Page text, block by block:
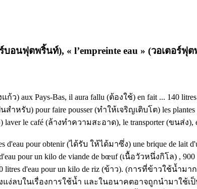
บอนฟุตพริ้นท์), « l’empreinte eau » (วอเตอร์ฟุ
ก้ว) aux Pays-Bas, il aura fallu (ต้องใช้) en fait ... 140
นสำหรับ) pour faire pousser(ทำให้เจริญเติบโต) les plantes
laver le café (ล้างทำความสะอาด), le transporter(ขนส่ง),
d'eau pour obtenir(ได้รับ ให้ได้มาซึ่ง) une brique de lait
pour un kilo de viande de bœuf(เนื้อวัวหนึ่งกิโล) , 900
litres d'eau pour un kilo de riz (ข้าว). (การที่ข้าวใช้น้ำมา
ง่ลบในเรื่องการใช้น้ำ และในอนาคตอาจถูกนำมาใช้เ